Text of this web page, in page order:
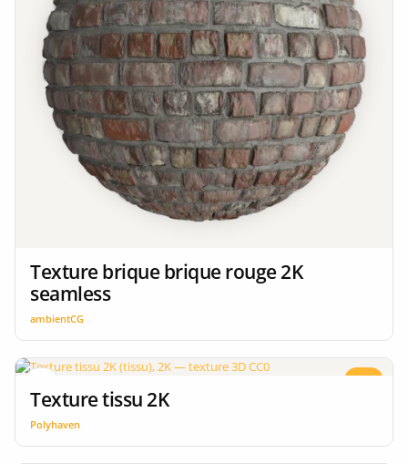
Texture brique brique rouge 2K
seamless
ambientCG
Texture tissu 2K
Polyhaven